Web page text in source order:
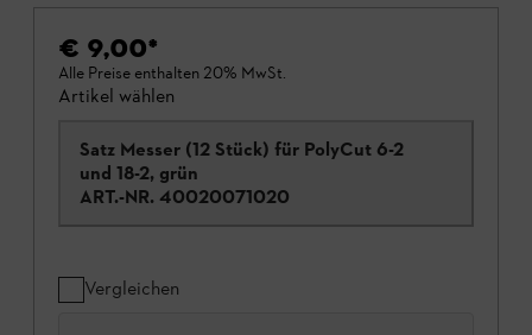
€ 9,00*
Alle Preise enthalten 20% MwSt.
Artikel wählen
Satz Messer (12 Stück) für PolyCut 6-2
und 18-2, grün
ART.-NR. 40020071020
Vergleichen